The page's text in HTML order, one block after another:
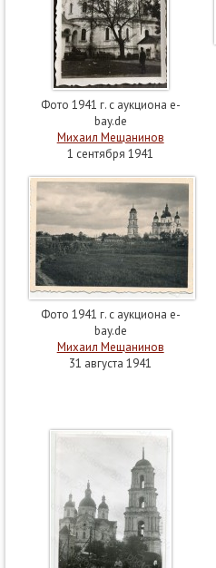
Фото 1941 г. с аукциона e-
bay.de
Михаил Мещанинов
1 сентября 1941
Фото 1941 г. с аукциона e-
bay.de
Михаил Мещанинов
31 августа 1941